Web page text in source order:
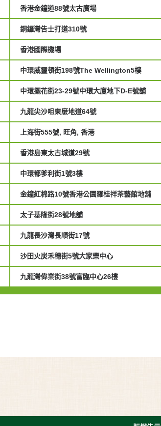
香港金鐘道88號太古廣場
銅鑼灣告士打道310號
香港國際機場
中環威靈頓街198號The Wellington5樓
中環擺花街23-29號中環大廈地下D-E號舖
九龍尖沙咀東麼地道64號
上海街555號, 旺角, 香港
香港島東太古城道29號
中環都爹利街1號3樓
金鐘紅棉路10號香港公園羅桂祥茶藝館地舖
太子基隆街28號地舖
九龍長沙灣長順街17號
沙田火炭禾穗街5號大家樂中心
九龍灣偉業街38號富臨中心26樓